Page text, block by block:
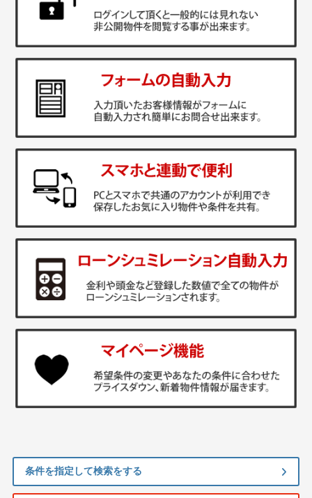
条件を指定して検索をする